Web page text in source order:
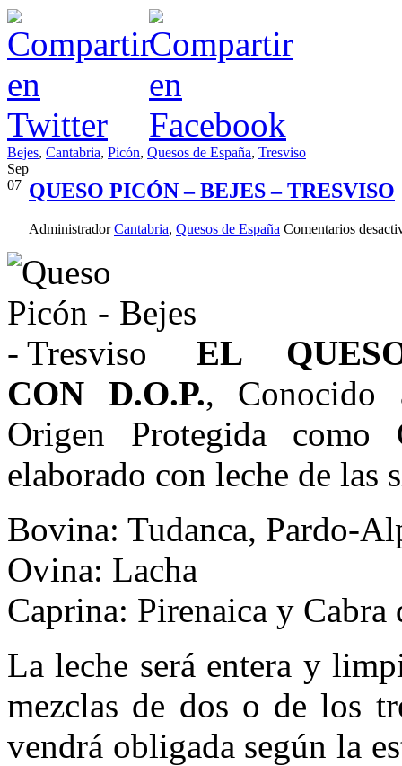
Bejes, Cantabria, Picón, Quesos de España, Tresviso
Sep
07 QUESO PICÓN – BEJES – TRESVISO
Administrador Cantabria, Quesos de España Comentarios
EL
CON D.O.P., Conocido
Origen Protegida
elaborado con leche de las
Bovina: Tudanca, Pardo-
Ovina: Lacha
Caprina: Pirenaica y Cabra
La leche será entera y
mezclas de dos o de los
vendrá obligada según la